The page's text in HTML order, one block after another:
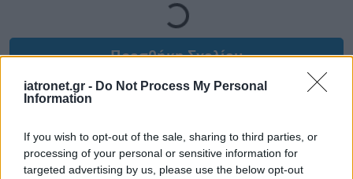
iatronet.gr - Do Not Process My Personal
Information
If you wish to opt-out of the sale, sharing to third parties, or
processing of your personal or sensitive information for
targeted advertising by us, please use the below opt-out
Προσθήκη Σχολίου